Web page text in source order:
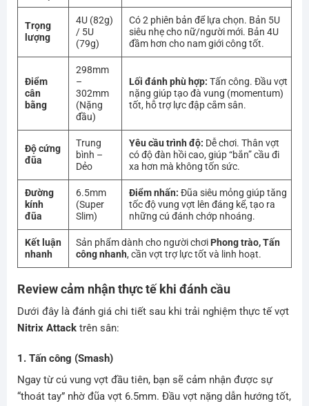
Trọng
lượng
4U (82g)
/ 5U
(79g)
Có 2 phiên bản để lựa chọn. Bản 5U
siêu nhẹ cho nữ/người mới. Bản 4U
đầm hơn cho nam giới công tốt.
Điểm
cân
bằng
298mm
–
302mm
(Nặng
đầu)
Lối đánh phù hợp: Tấn công. Đầu vợt
nặng giúp tạo đà vung (momentum)
tốt, hỗ trợ lực đập cắm sân.
Độ cứng
đũa
Trung
bình –
Dẻo
Yêu cầu trình độ: Dễ chơi. Thân vợt
có độ đàn hồi cao, giúp “bắn” cầu đi
xa hơn mà không tốn sức.
Đường
kính
đũa
6.5mm
(Super
Slim)
Điểm nhấn: Đũa siêu mỏng giúp tăng
tốc độ vung vợt lên đáng kể, tạo ra
những cú đánh chớp nhoáng.
Kết luận
nhanh
Sản phẩm dành cho người chơi Phong trào, Tấn
công nhanh, cần vợt trợ lực tốt và linh hoạt.
Review cảm nhận thực tế khi đánh cầu
Dưới đây là đánh giá chi tiết sau khi trải nghiệm thực tế vợt
Nitrix Attacktrên sân:
1. Tấn công (Smash)
Ngay từ cú vung vợt đầu tiên, bạn sẽ cảm nhận được sự
“thoát tay” nhờ đũa vợt 6.5mm. Đầu vợt nặng dẫn hướng tốt,